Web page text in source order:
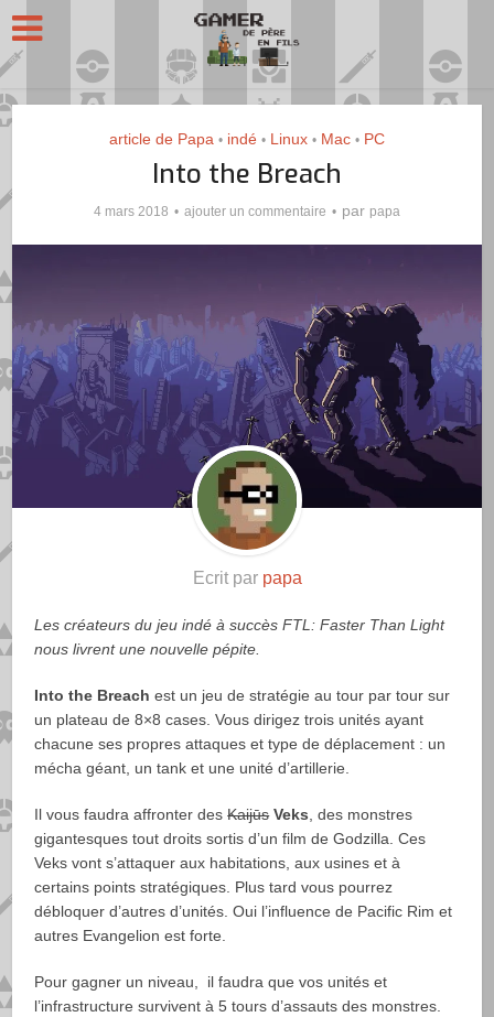
article de Papa • indé • Linux • Mac • PC
Into the Breach
4 mars 2018 ajouter un commentaire par papa
Ecrit par papa
Les créateurs du jeu indé à succès FTL: Faster Than Light
nous livrent une nouvelle pépite.
Into the Breach est un jeu de stratégie au tour par tour sur
un plateau de 8×8 cases. Vous dirigez trois unités ayant
chacune ses propres attaques et type de déplacement : un
mécha géant, un tank et une unité d’artillerie.
Il vous faudra affronter desKaijūs Veks, des monstres
gigantesques tout droits sortis d’un film de Godzilla. Ces
Veks vont s’attaquer aux habitations, aux usines et à
certains points stratégiques. Plus tard vous pourrez
débloquer d’autres d’unités. Oui l’influence de Pacific Rim et
autres Evangelion est forte.
Pour gagner un niveau, il faudra que vos unités et
l’infrastructure survivent à 5 tours d’assauts des monstres.